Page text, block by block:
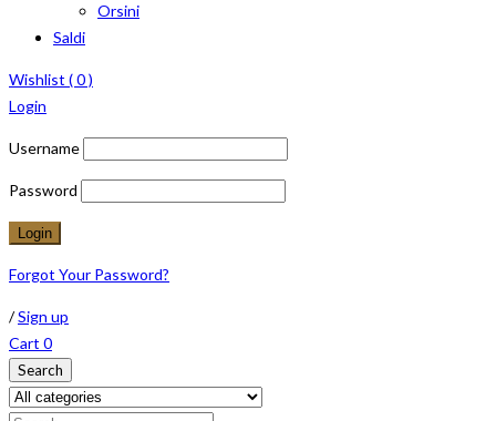
Orsini
Saldi
Wishlist (0)
Login
Username
Password
Forgot Your Password?
/Sign up
Cart 0
Search